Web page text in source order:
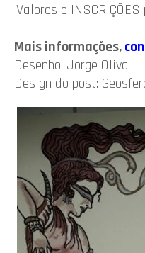
Valores e
Mais informações,
Desenho: Jorge Oliva
Design do post: